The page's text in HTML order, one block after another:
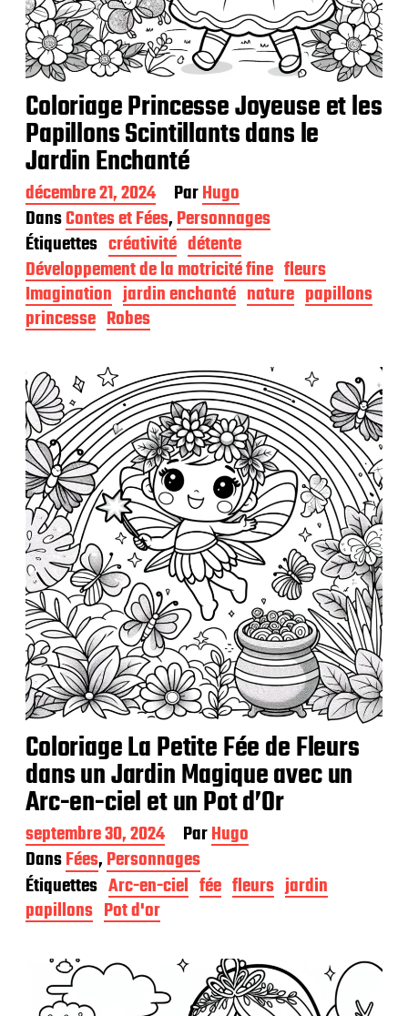
Coloriage Princesse Joyeuse et les
Papillons Scintillants dans le
Jardin Enchanté
D
a
t
e
d
e
p
u
b
i
c
a
t
i
o
n
décembre 21, 2024 ParHugo
DansContes et Fées,Personnages
Étiquettes créativité détente
Développement de la motricité fine fleurs
Imagination jardin enchanté nature papillons
princesse Robes
Coloriage La Petite Fée de Fleurs
dans un Jardin Magique avec un
Arc-en-ciel et un Pot d’Or
D
a
t
e
d
e
septembre 30, 2024 ParHugo
DansFées,Personnages
Étiquettes Arc-en-ciel fée fleurs jardin
papillons Pot d'or